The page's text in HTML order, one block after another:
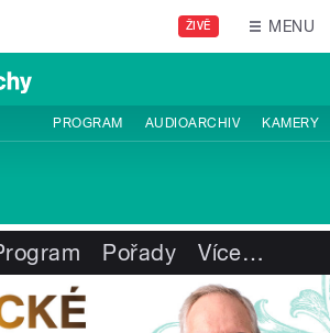
ŽIVĚ MENU
PROGRAM AUDIOARCHIV KAMERY
Pořady Více…